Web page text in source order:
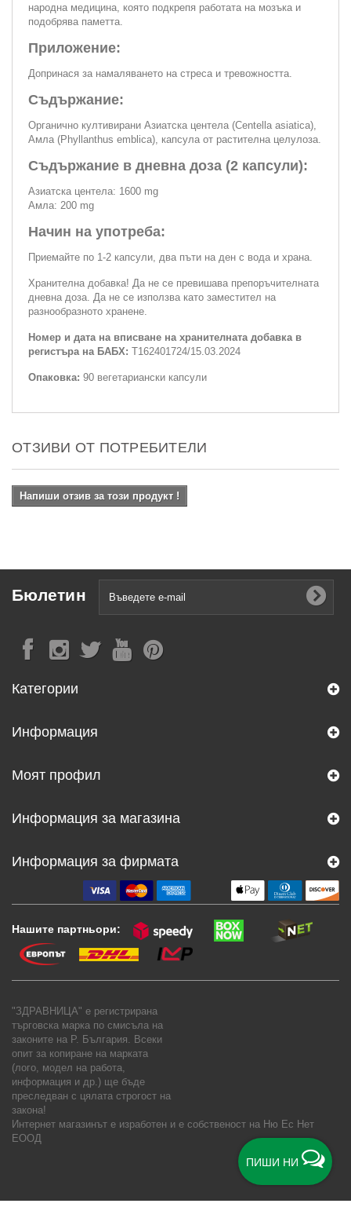
ПИШИ НИ
народна медицина, която подкрепя работата на мозъка и
подобрява паметта.
Приложение:
Допринася за намаляването на стреса и тревожността.
Съдържание:
Органично култивирани Азиатска центела (Centella asiatica),
Амла (Phyllanthus emblica), капсула от растителна целулоза.
Съдържание в дневна доза (2 капсули):
Азиатска центела: 1600 mg
Амла: 200 mg
Начин на употреба:
Приемайте по 1-2 капсули, два пъти на ден с вода и храна.
Хранителна добавка! Да не се превишава препоръчителната
дневна доза. Да не се използва като заместител на
разнообразното хранене.
Номер и дата на вписване на хранителната добавка в
регистъра на БАБХ: Т162401724/15.03.2024
Опаковка: 90 вегетариански капсули
ОТЗИВИ ОТ ПОТРЕБИТЕЛИ
Напиши отзив за този продукт !
Бюлетин
Категории
Информация
Моят профил
Информация за магазина
Информация за фирмата
Нашите партньори:
"ЗДРАВНИЦА" е регистрирана
търговска марка по смисъла на
законите на Р. България. Всеки
опит за копиране на марката
(лого, модел на работа,
информация и др.) ще бъде
преследван с цялата строгост на
закона!
Интернет магазинът е изработен и е собственост на Ню Ес Нет
ЕООД